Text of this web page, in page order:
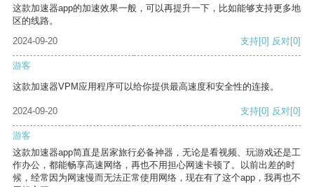
这款加速器app的加速效果一般，可以再提升一下，比如能够支持更多地
区的线路。
2024-09-20
支持[0] 反对[0]
游客
这款加速器VPM应用程序可以给你提供最高速度和安全性的连接。
2024-09-20 支持[0] 反对[0]
游客
这款加速器app简直是居家旅行必备神器，无论是看视频、玩游戏还是工
作办公，都能畅享高速网络，再也不用担心网速卡顿了。以前出差的时
候，经常因为网速慢而无法正常使用网络，现在有了这个app，我再也不